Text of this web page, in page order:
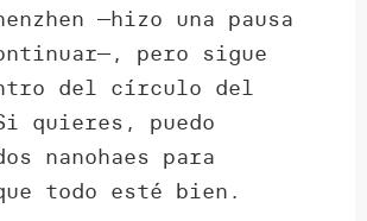
—hizo una pausa
pero sigue
del círculo del
quieres, puedo
nanohaes para
todo esté bien.